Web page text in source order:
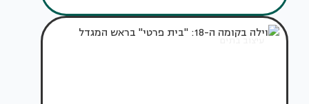
עיצוב בתים